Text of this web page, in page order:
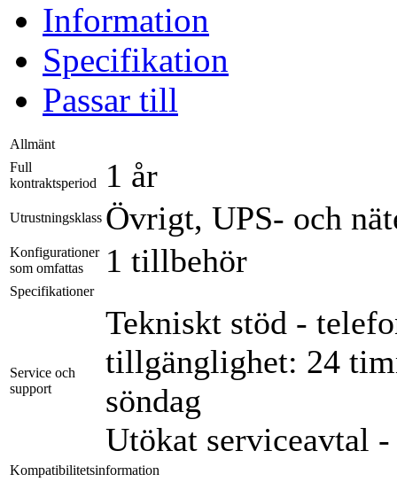
Information
Specifikation
Passar till
Allmänt
Full
kontraktsperiod
1 år
Utrustningsklass Övrigt, UPS- och
Konfigurationer
som omfattas
1 tillbehör
Specifikationer
Service och
support
Tekniskt stöd -
tillgänglighet: 24
söndag
Utökat serviceavtal -
Kompatibilitetsinformation